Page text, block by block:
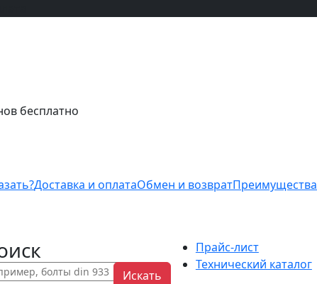
бесплатно
Доставка и оплатаОбмен и возвратПреимущества
Искать
Прайс-лист
Технический каталог